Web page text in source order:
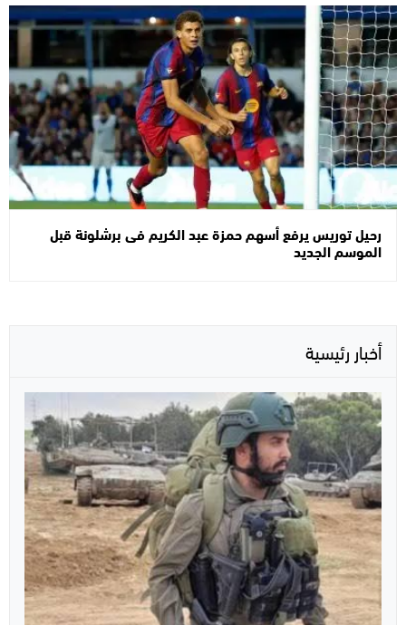
رحيل توريس يرفع أسهم حمزة عبد الكريم فى برشلونة قبل
الموسم الجديد
أخبار رئيسية